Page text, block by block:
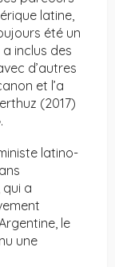
latine,
été un
inclus des
d’autres
et l’a
(2017)
latino-
a
le
une